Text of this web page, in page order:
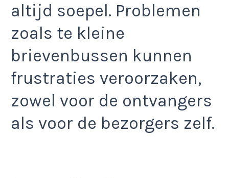
altijd soepel. Problemen
zoals te kleine
brievenbussen kunnen
frustraties veroorzaken,
zowel voor de ontvangers
als voor de bezorgers zelf.